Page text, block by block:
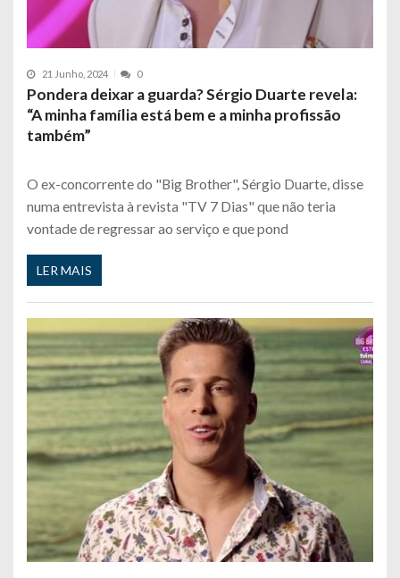
21 Junho, 2024 0
Pondera deixar a guarda? Sérgio Duarte revela:
“A minha família está bem e a minha profissão
também”
O ex-concorrente do "Big Brother", Sérgio Duarte, disse
numa entrevista à revista "TV 7 Dias" que não teria
vontade de regressar ao serviço e que pond
LER MAIS